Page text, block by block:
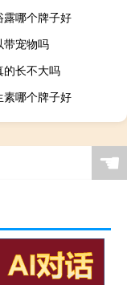
露哪个牌子好
带宠物吗
的长不大吗
素哪个牌子好
☚